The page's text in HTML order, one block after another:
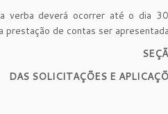
verba deverá ocorrer até o dia
prestação de contas ser
DAS SOLICITAÇÕES E